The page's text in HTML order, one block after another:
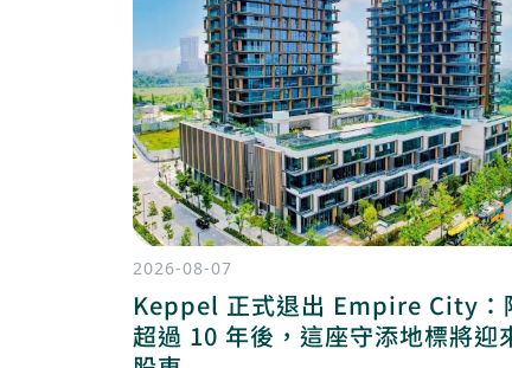
2026-08-07
Keppel 正式退出 Empire City：
超過 10 年後，這座守添地標將迎